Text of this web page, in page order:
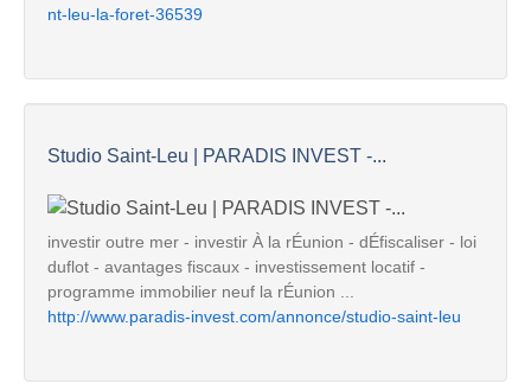
nt-leu-la-foret-36539
Studio Saint-Leu | PARADIS INVEST -...
investir outre mer - investir À la rÉunion - dÉfiscaliser - loi
duflot - avantages fiscaux - investissement locatif -
programme immobilier neuf la rÉunion ...
http://www.paradis-invest.com/annonce/studio-saint-leu